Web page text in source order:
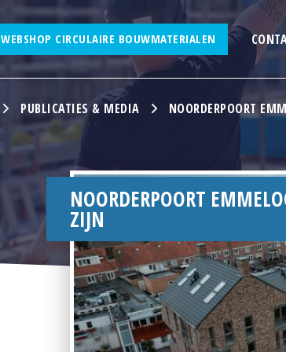
WEBSHOP CIRCULAIRE BOUWMATERIALEN
PUBLICATIES & MEDIA NOORDERPOORT
NOORDERPOORT
ZIJN